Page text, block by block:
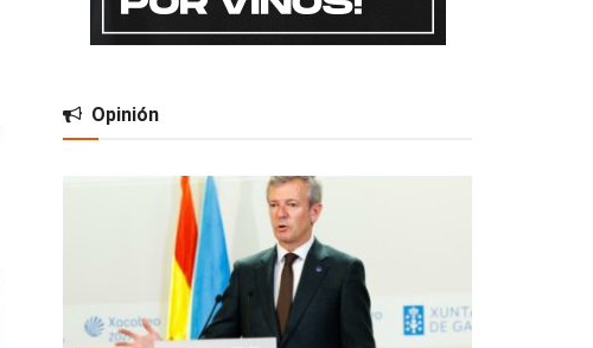
Opinión